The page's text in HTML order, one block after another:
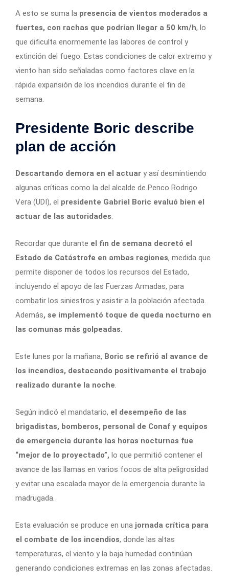
A esto se suma la presencia de vientos moderados a
fuertes, con rachas que podrían llegar a 50 km/h, lo
que dificulta enormemente las labores de control y
extinción del fuego. Estas condiciones de calor extremo y
viento han sido señaladas como factores clave en la
rápida expansión de los incendios durante el fin de
semana.
Presidente Boric describe
plan de acción
Descartando demora en el actuar y así desmintiendo
algunas críticas como la del alcalde de Penco Rodrigo
Vera (UDI), el presidente Gabriel Boric evaluó bien el
actuar de las autoridades.
Recordar que durante el fin de semana decretó el
Estado de Catástrofe en ambas regiones, medida que
permite disponer de todos los recursos del Estado,
incluyendo el apoyo de las Fuerzas Armadas, para
combatir los siniestros y asistir a la población afectada.
Además, se implementó toque de queda nocturno en
las comunas más golpeadas.
Este lunes por la mañana, Boric se refirió al avance de
los incendios, destacando positivamente el trabajo
realizado durante la noche.
Según indicó el mandatario, el desempeño de las
brigadistas, bomberos, personal de Conaf y equipos
de emergencia durante las horas nocturnas fue
“mejor de lo proyectado”, lo que permitió contener el
avance de las llamas en varios focos de alta peligrosidad
y evitar una escalada mayor de la emergencia durante la
madrugada.
Esta evaluación se produce en una jornada crítica para
el combate de los incendios, donde las altas
temperaturas, el viento y la baja humedad continúan
generando condiciones extremas en las zonas afectadas.